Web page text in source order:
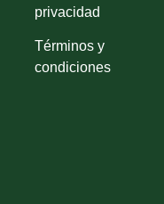
privacidad
Términos y
condiciones